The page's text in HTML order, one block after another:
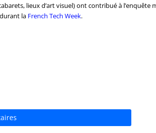
lieux d’art visuel) ont contribué à l’enquête
laFrench Tech Week.